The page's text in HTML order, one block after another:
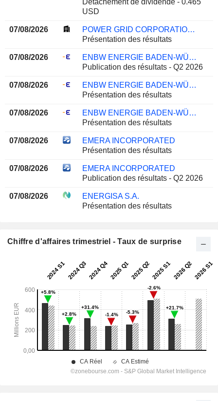
USD
07/08/2026
POWER GRID CORPORATION OF INDIA LIMITED
Présentation des résultats
07/08/2026
ENBW ENERGIE BADEN-WÜRTTEMBERG AG
Publication des résultats - Q2 2026
07/08/2026
ENBW ENERGIE BADEN-WÜRTTEMBERG AG
Présentation des résultats
07/08/2026
ENBW ENERGIE BADEN-WÜRTTEMBERG AG
Présentation des résultats
07/08/2026
EMERA INCORPORATED
Présentation des résultats
07/08/2026
EMERA INCORPORATED
Publication des résultats - Q2 2026
07/08/2026
ENERGISA S.A.
Présentation des résultats
Chiffre d'affaires trimestriel - Taux de surprise